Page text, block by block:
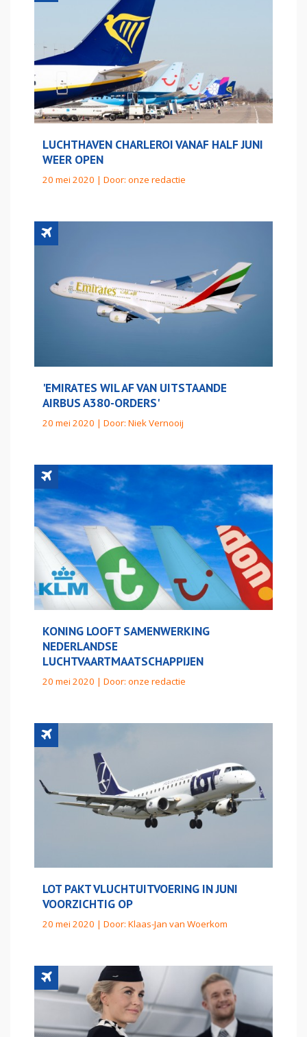
LUCHTHAVEN CHARLEROI VANAF HALF JUNI
WEER OPEN
20 mei 2020 | Door: onze redactie
'EMIRATES WIL AF VAN UITSTAANDE
AIRBUS A380-ORDERS'
20 mei 2020 | Door: Niek Vernooij
KONING LOOFT SAMENWERKING
NEDERLANDSE
LUCHTVAARTMAATSCHAPPIJEN
20 mei 2020 | Door: onze redactie
LOT PAKT VLUCHTUITVOERING IN JUNI
VOORZICHTIG OP
20 mei 2020 | Door: Klaas-Jan van Woerkom